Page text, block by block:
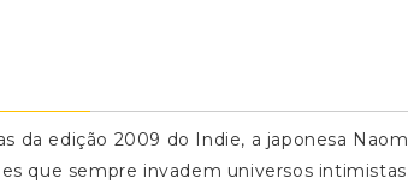
da edição 2009 do Indie, a japonesa
que sempre invadem universos